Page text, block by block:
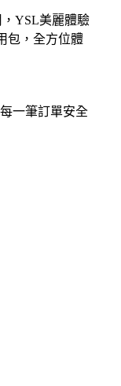
YSL美麗體驗
包，全方位體
一筆訂單安全